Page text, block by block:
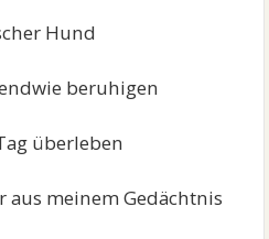
Hund
beruhigen
überleben
aus meinem Gedächtnis